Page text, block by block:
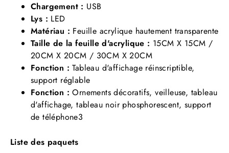
Chargement : USB
Lys : LED
Matériau : Feuille acrylique hautement transparente
Taille de la feuille d'acrylique : 15CM X 15CM /
20CM X 20CM / 30CM X 20CM
Fonction : Tableau d'affichage réinscriptible,
support réglable
Fonction : Ornements décoratifs, veilleuse, tableau
d'affichage, tableau noir phosphorescent, support
de téléphone3
Liste des paquets